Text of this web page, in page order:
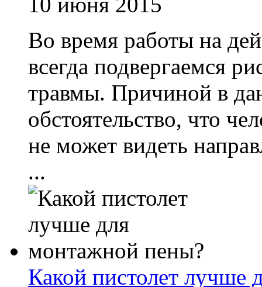
Во время работы на
всегда подвергаемся
травмы. Причиной в
обстоятельство, что
не может видеть
...
Какой пистолет лучше